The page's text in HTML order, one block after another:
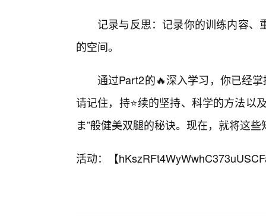
记录与反思：记录你的训练内容、
的空间。
通过Part2的🔥深入学习，你已经
请记住，持⭐续的坚持、科学的方法以
ま”般健美双腿的秘诀。现在，就将这
活动：【